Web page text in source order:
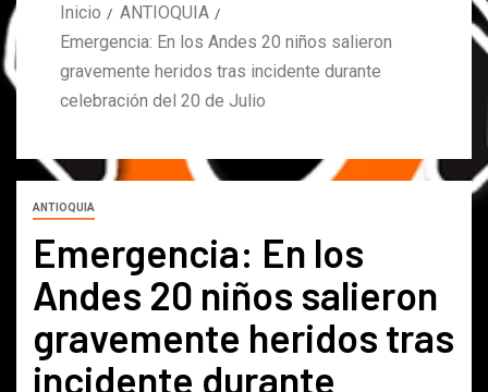
Inicio
ANTIOQUIA
Emergencia: En los Andes 20 niños salieron
gravemente heridos tras incidente durante
celebración del 20 de Julio
ANTIOQUIA
Emergencia: En los
Andes 20 niños salieron
gravemente heridos tras
incidente durante